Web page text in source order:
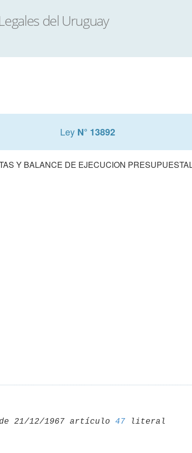
Ley N° 13892
Y BALANCE DE EJECUCION
21/12/1967 artículo 47 literal